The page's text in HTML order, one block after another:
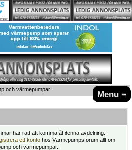
Menu ≡
och värmepumpar
har rätt att komma åt denna avdelning.
ett konto hos Värmepumpsforum allt om
och värmepumpar.